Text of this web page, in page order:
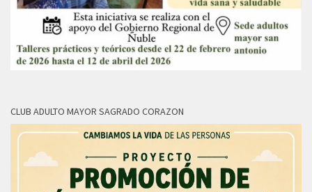
CLUB ADULTO MAYOR SAGRADO CORAZON